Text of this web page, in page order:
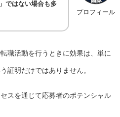
プロフィール
ではない場合も多
職活動を行うときに効果は、単に
証明だけではありません。
スを通じて応募者のポテンシャル